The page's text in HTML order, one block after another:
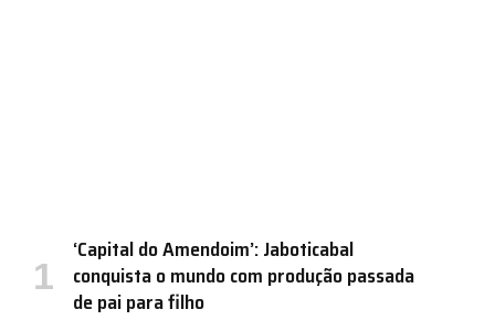
‘Capital do Amendoim’: Jaboticabal
conquista o mundo com produção passada
de pai para filho